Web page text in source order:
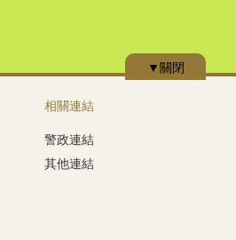
▼關閉
相關連結
警政連結
其他連結